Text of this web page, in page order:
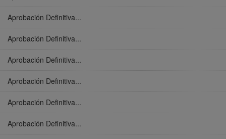
Aprobación Definitiva...
Aprobación Definitiva...
Aprobación Definitiva...
Aprobación Definitiva...
Aprobación Definitiva...
Aprobación Definitiva...